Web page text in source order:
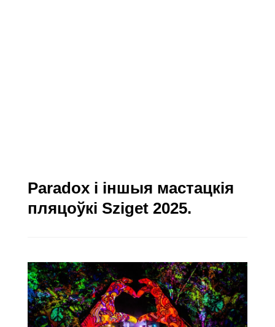
Paradox і іншыя мастацкія
пляцоўкі Sziget 2025.